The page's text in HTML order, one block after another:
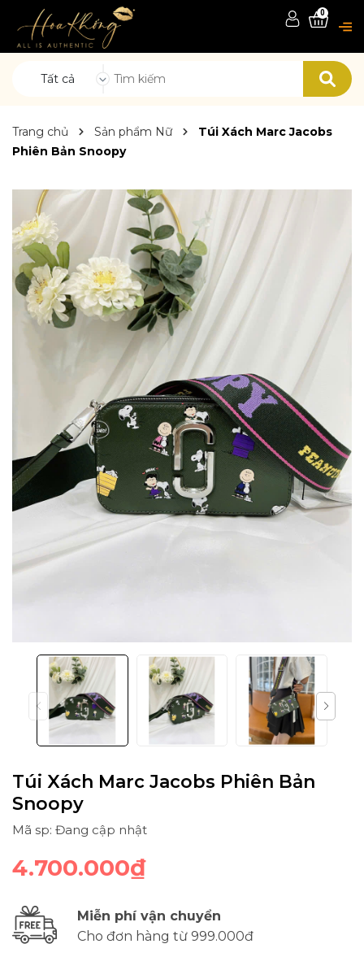
Tất cả
0
Trang chủ Sản phẩm Nữ
Túi Xách Marc Jacobs
Phiên Bản Snoopy
Túi Xách Marc Jacobs Phiên Bản
Snoopy
Mã sp: Đang cập nhật
4.700.000₫
Miễn phí vận chuyển
Cho đơn hàng từ 999.000đ